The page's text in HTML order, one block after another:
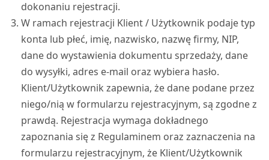
dokonaniu rejestracji.
W ramach rejestracji Klient / Użytkownik podaje typ
konta lub płeć, imię, nazwisko, nazwę firmy, NIP,
dane do wystawienia dokumentu sprzedaży, dane
do wysyłki, adres e-mail oraz wybiera hasło.
Klient/Użytkownik zapewnia, że dane podane przez
niego/nią w formularzu rejestracyjnym, są zgodne z
prawdą. Rejestracja wymaga dokładnego
zapoznania się z Regulaminem oraz zaznaczenia na
formularzu rejestracyjnym, że Klient/Użytkownik